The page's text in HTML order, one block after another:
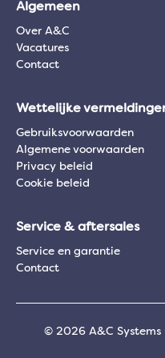
Algemeen
Over A&C
Vacatures
Contact
Wettelijke
Gebruiksvoorwaarden
Algemene voorwaarden
Privacy beleid
Cookie beleid
Service & aftersales
Service en garantie
Contact
© 2026 A&C Systems